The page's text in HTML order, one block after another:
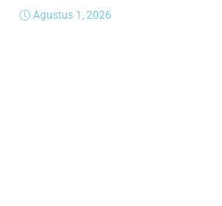
Agustus 1, 2026